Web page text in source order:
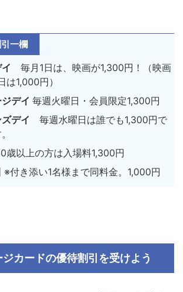
一欄
毎月 1日は、映画が1,300円！
（映画
は1,000円）
デイ 毎週火曜日・会員限定1,300円
デイ 毎週水曜日は誰でも1,300円で
歳以上の方は入場料1,300円
※付き添い1名様まで同料金。1,000円
カードの優待割引を受けよう